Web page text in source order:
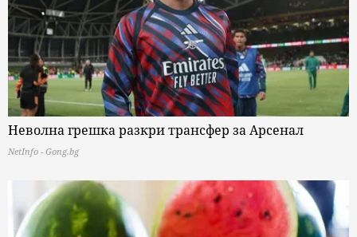
Неволна грешка разкри трансфер за Арсенал
NetInfo - Gong.bg